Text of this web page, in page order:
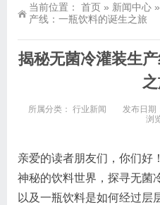
当前位置： 首页 » 新闻中心 »
产线：一瓶饮料的诞生之旅
揭秘无菌冷灌装生
所属分类： 行业新闻 发布日期
浏
亲爱的读者朋友们，你们好
神秘的饮料世界，探寻无菌
以及一瓶饮料是如何经过层